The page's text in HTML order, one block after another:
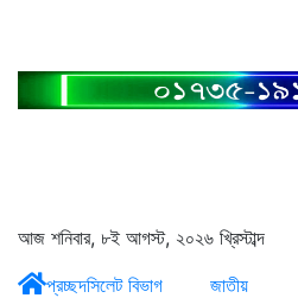
আজ শনিবার, ৮ই আগস্ট, ২০২৬ খ্রিস্টাব্দ
প্রচ্ছদসিলেট বিভাগ
জাতীয়